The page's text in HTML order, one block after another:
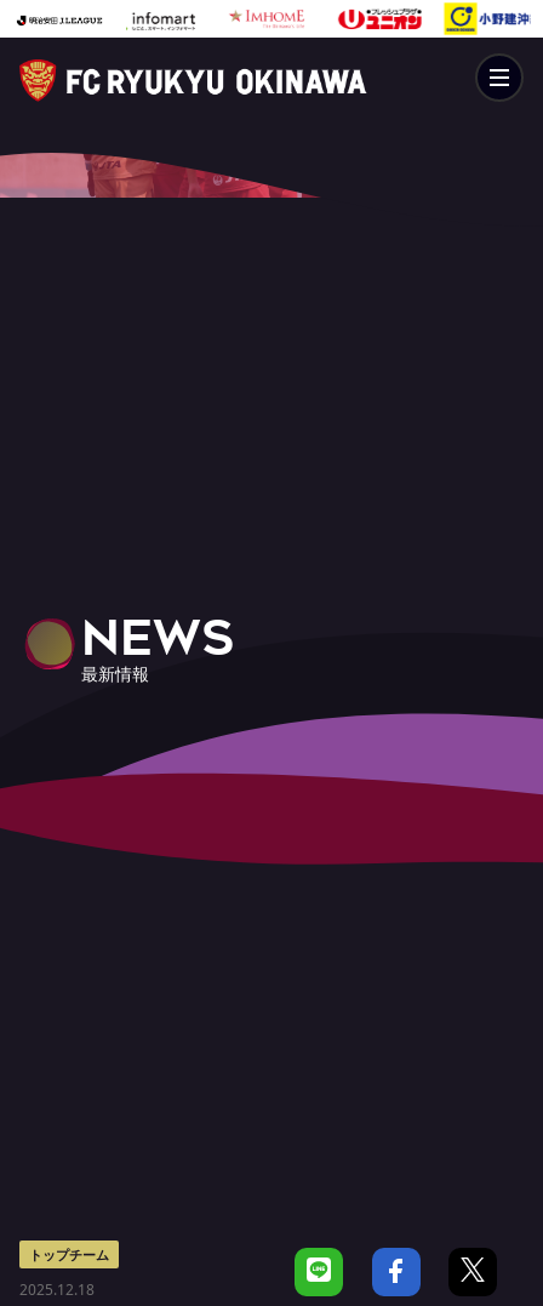
NEWS
最新情報
トップチーム
2025.12.18